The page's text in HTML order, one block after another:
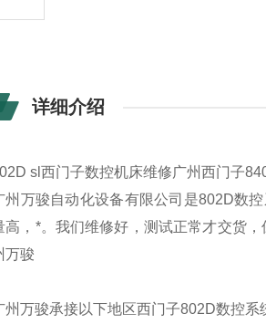
详细介绍
sl西门子数控机床维修广州西门子
州万骏自动化设备有限公司是802D数
高，*。我们维修好，测试正常才交货
万骏
州万骏承接以下地区西门子802D数控系